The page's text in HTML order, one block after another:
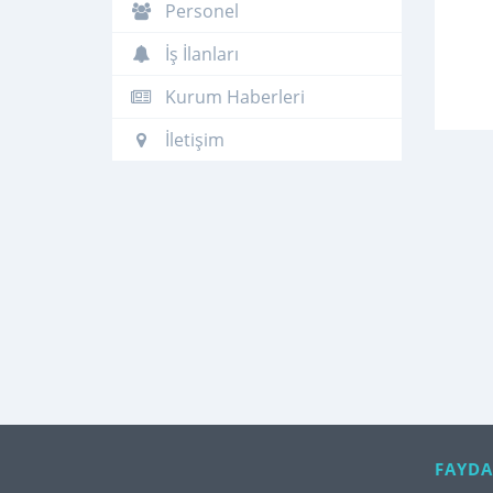
Personel
İş İlanları
Kurum Haberleri
İletişim